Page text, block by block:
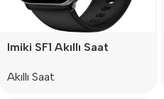
Imiki SF1 Akıllı Saat
Akıllı Saat